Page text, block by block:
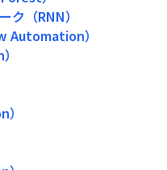
ク（RNN）
Automation）